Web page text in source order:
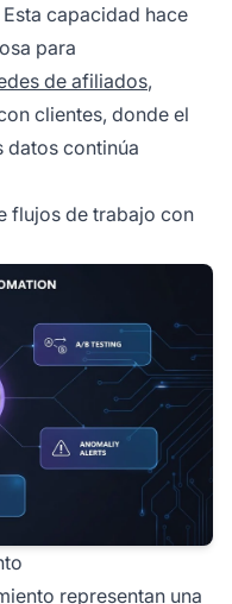
capacidad hace
para
de afiliados,
clientes, donde el
datos continúa
flujos de trabajo con
representan una